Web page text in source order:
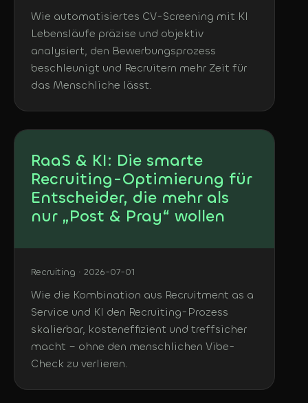
Wie automatisiertes CV-Screening mit KI
Lebensläufe präzise und objektiv
analysiert, den Bewerbungsprozess
beschleunigt und Recruitern mehr Zeit für
das Menschliche lässt.
RaaS & KI: Die smarte
Recruiting-Optimierung für
Entscheider, die mehr als
nur „Post & Pray“ wollen
Recruiting · 2026-07-01
Wie die Kombination aus Recruitment as a
Service und KI den Recruiting-Prozess
skalierbar, kosteneffizient und treffsicher
macht – ohne den menschlichen Vibe-
Check zu verlieren.